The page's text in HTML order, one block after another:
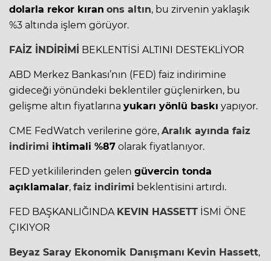
dolarla rekor kıran ons altın, bu zirvenin yaklaşık
%3 altında işlem görüyor.
FAİZ İNDİRİMİ BEKLENTİSİ ALTINI DESTEKLİYOR
ABD Merkez Bankası’nın (FED) faiz indirimine
gideceği yönündeki beklentiler güçlenirken, bu
gelişme altın fiyatlarına yukarı yönlü baskı yapıyor.
CME FedWatch verilerine göre, Aralık ayında faiz
indirimi ihtimali %87 olarak fiyatlanıyor.
FED yetkililerinden gelen güvercin tonda
açıklamalar, faiz indirimi beklentisini artırdı.
FED BAŞKANLIĞINDA KEVIN HASSETT İSMİ ÖNE
ÇIKIYOR
Beyaz Saray Ekonomik Danışmanı Kevin Hassett,